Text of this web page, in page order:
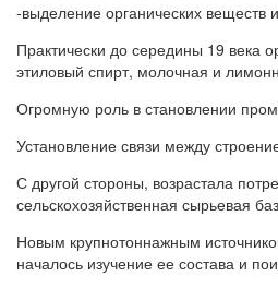
-выделение органических
Практически до середины 19 века
этиловый спирт, молочная и
Огромную роль в становлении
Установление связи между
С другой стороны, возрастала
сельскохозяйственная сырьевая
Новым крупнотоннажным
началось изучение ее состава и